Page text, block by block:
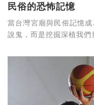
民俗的恐怖記憶
當台灣宮廟與民俗記憶
說鬼，而是挖掘深植我們